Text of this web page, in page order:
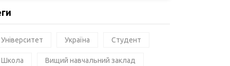
Університет Україна Студент
Школа Вищий навчальний заклад